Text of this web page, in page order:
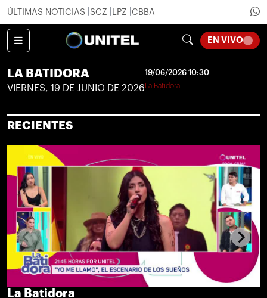
ÚLTIMAS NOTICIAS SCZ LPZ CBBA
EN VIVO
LA BATIDORA
VIERNES, 19 DE JUNIO DE 2026
19/06/2026 10:30
La Batidora
RECIENTES
La Batidora